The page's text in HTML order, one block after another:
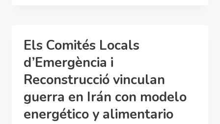
PREPARA
NOVES
JORNADES
D’ACTIVITATS
Els Comités Locals
d’Emergència i
Reconstrucció vinculan
guerra en Irán con modelo
energético y alimentario